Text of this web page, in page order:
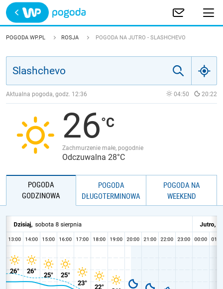
Trwa ładowanie
POLSKA
JAKOŚĆ POWIETRZA
POGODA WP.PL ROSJA POGODA NA JUTRO - SLASHCHEVO
Aktualna pogoda, godz. 12:36 04:50 20:22
26
Zachmurzenie małe, pogodnie
Odczuwalna 28°C
POGODA
GODZINOWA
POGODA
DŁUGOTERMINOWA
POGODA NA
WEEKEND